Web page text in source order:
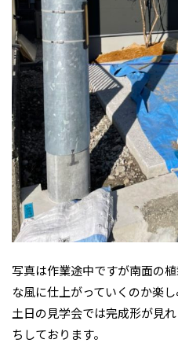
写真は作業途中ですが南面の
な風に仕上がっていくのか楽し
土日の見学会では完成形が見
ちしております。